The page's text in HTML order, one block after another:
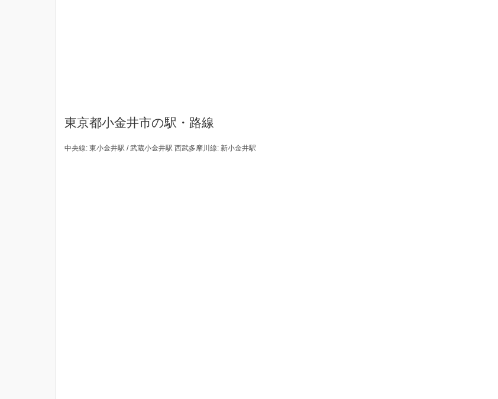
東京都小金井市の駅・路線
中央線: 東小金井駅 / 武蔵小金井駅 西武多摩川線: 新小金井駅